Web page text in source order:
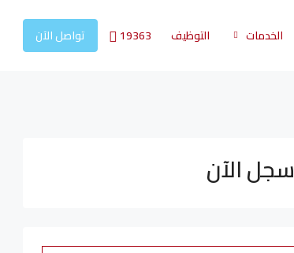
الخدمات التوظيف 19363 تواصل الآن
سجل الآن